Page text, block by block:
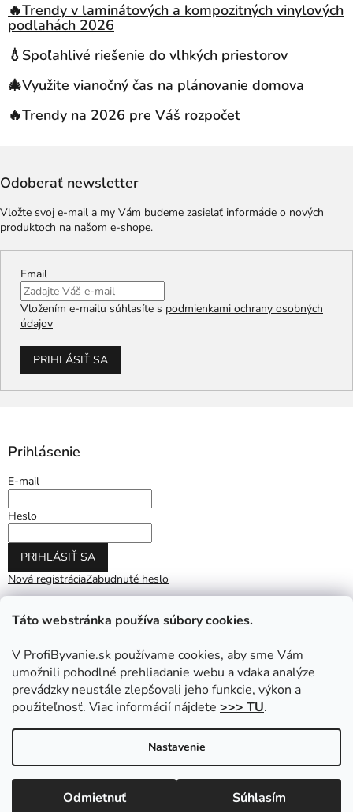
Táto webstránka používa súbory cookies.
V ProfiByvanie.sk používame cookies, aby sme Vám
umožnili pohodlné prehliadanie webu a vďaka analýze
prevádzky neustále zlepšovali jeho funkcie, výkon a
použiteľnosť. Viac informácií nájdete >>> TU.
Nastavenie
Odmietnuť Súhlasím
🔥Trendy v laminátových a kompozitných vinylových
podlahách 2026
💧Spoľahlivé riešenie do vlhkých priestorov
🎄Využite vianočný čas na plánovanie domova
🔥Trendy na 2026 pre Váš rozpočet
Odoberať newsletter
Vložte svoj e-mail a my Vám budeme zasielať informácie o nových
produktoch na našom e-shope.
Email
Vložením e-mailu súhlasíte s podmienkami ochrany osobných
údajov
PRIHLÁSIŤ SA
Prihlásenie
E-mail
Heslo
PRIHLÁSIŤ SA
Nová registráciaZabudnuté heslo
Copyright 2026ProfiByvanie.sk. Všetky práva vyhradené.
Upraviť nastavenie cookies